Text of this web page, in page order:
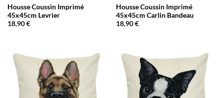
Housse Coussin Imprimé
45x45cm Levrier
18,90€
Housse Coussin Imprimé
45x45cm Carlin Bandeau
18,90€